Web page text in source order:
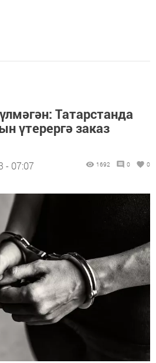
Татарстанда
үтерергә заказ
- 07:07 1692 0 0